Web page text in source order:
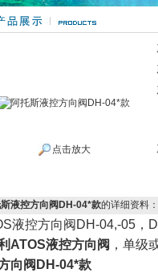
点击放大
斯液控方向阀DH-04*款的详细资料：
液控方向阀DH-04,-05，
ATOS液控方向阀 ，单级
向阀DH-04*款